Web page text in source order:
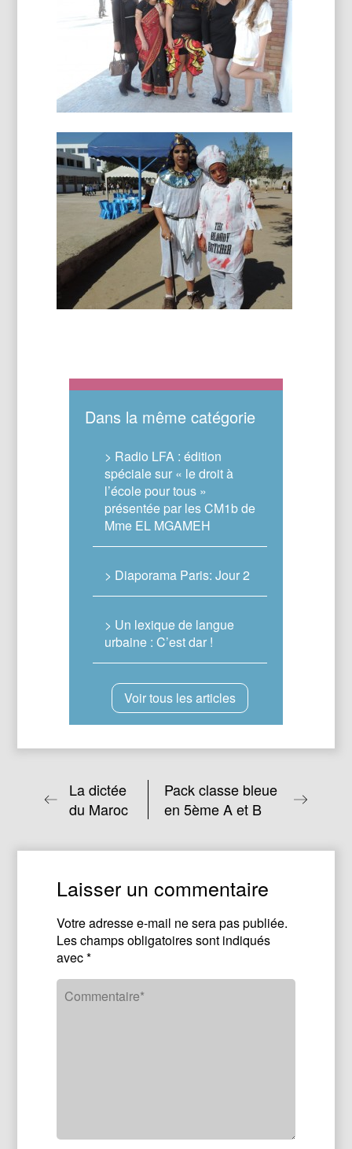
Dans la même catégorie
> Radio LFA : édition
spéciale sur « le droit à
l’école pour tous »
présentée par les CM1b de
Mme EL MGAMEH
> Diaporama Paris: Jour 2
> Un lexique de langue
urbaine : C’est dar !
Voir tous les articles
La dictée
du Maroc
Pack classe bleue
en 5ème A et B
Laisser un commentaire
Votre adresse e-mail ne sera pas publiée.
Les champs obligatoires sont indiqués
avec*